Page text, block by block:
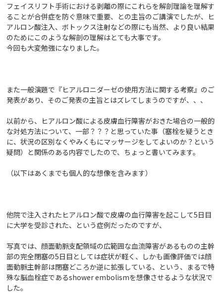
フェイスリフト手術における剥離の際にこれらを解剖理論を理解す
ることが合併症を防ぐ意味で重要、との主旨のご講演でしたが、ヒ
アルロン酸注入、ボトックス注射などの際にも当然、より良い結果
のためにこのような解剖の理解はとても大事です。
今回も大変勉強になりました。
また一般演題で『ヒアルロニダーゼの使用方法に関する考察』のご
発表があり、そのご発表の主旨とはズレてしまうのですが、、、
以前から、ヒアルロン酸による皮膚血行障害がおきた場合の一般的
な対処方法について、一部？？？と思っていた事（塞栓を疑うとき
に、状況の区別なくやみくもにマッサージをしてよいのか？という
疑問）と関係のある内容でしたので、ちょっと書いてみます。
（以下はあくまでも個人的な想像を含みます）
他院で注入されたヒアルロン酸で皮膚の血行障害を起こして5日目
に大学を受診された、という症例だったのですが、
写真では、顔面動脈支配領域の広範囲な血流障害があるものの主幹
部の完全閉塞の5日目としては症状が軽く、しかも画像評価では顔
面動脈主幹部は閉塞どころか逆に拡張している、という、まるで特
殊な脳血栓症であるshower embolismを想像させるような状況で
した。